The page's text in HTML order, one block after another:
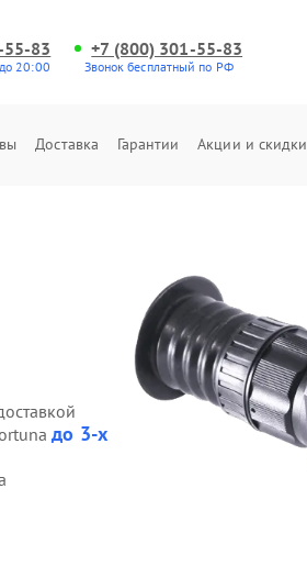
55-83
20:00
+7 (800) 301-55-83
Звонок бесплатный по РФ
Доставка Гарантии Акции и скидки
до 3-х